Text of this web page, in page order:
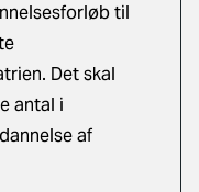
til
Det skal
antal i
af